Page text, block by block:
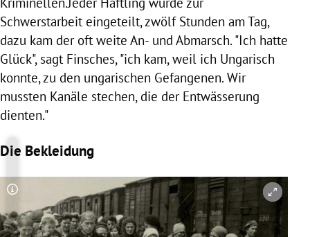
Schwerstarbeit eingeteilt, zwölf Stunden am Tag,
dazu kam der oft weite An- und Abmarsch. "Ich hatte
Glück", sagt Finsches, "ich kam, weil ich Ungarisch
konnte, zu den ungarischen Gefangenen. Wir
mussten Kanäle stechen, die der Entwässerung
dienten."
Die Bekleidung
Copyright-Hinweis öffnen/schließen